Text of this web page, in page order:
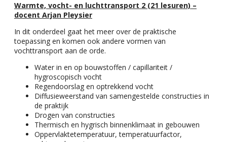
Warmte, vocht- en luchttransport 2 (21 lesuren) –
docent Arjan Pleysier
In dit onderdeel gaat het meer over de praktische
toepassing en komen ook andere vormen van
vochttransport aan de orde.
Water in en op bouwstoffen / capillariteit /
hygroscopisch vocht
Regendoorslag en optrekkend vocht
Diffusieweerstand van samengestelde constructies in
de praktijk
Drogen van constructies
Thermisch en hygrisch binnenklimaat in gebouwen
Oppervlaktetemperatuur, temperatuurfactor,